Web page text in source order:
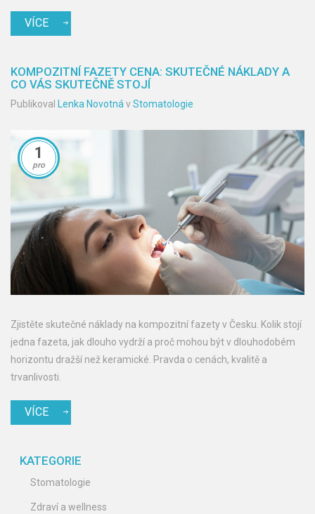
VÍCE
KOMPOZITNÍ FAZETY CENA: SKUTEČNÉ NÁKLADY A
CO VÁS SKUTEČNĚ STOJÍ
Publikoval Lenka Novotná vStomatologie
1
pro
Zjistěte skutečné náklady na kompozitní fazety v Česku. Kolik stojí
jedna fazeta, jak dlouho vydrží a proč mohou být v dlouhodobém
horizontu dražší než keramické. Pravda o cenách, kvalitě a
trvanlivosti.
VÍCE
KATEGORIE
Stomatologie
Zdraví a wellness